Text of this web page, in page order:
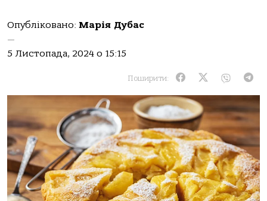
Опубліковано: Марія Дубас
—
5 Листопада, 2024 о 15:15
Поширити: